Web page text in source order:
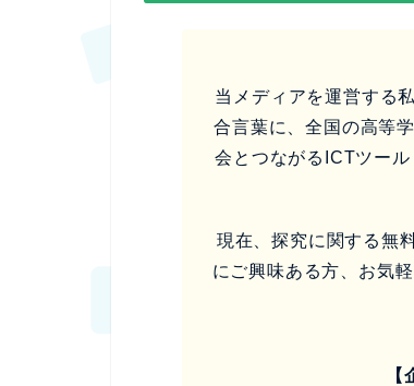
当メディアを運営する
合言葉に、全国の高等
会とつながるICTツール
現在、探究に関する無
にご興味ある方、お気